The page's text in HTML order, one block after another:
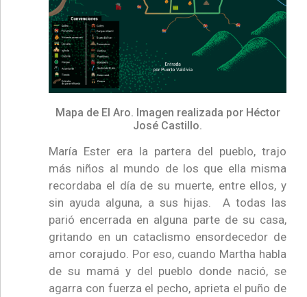
Mapa de El Aro. Imagen realizada por Héctor
José Castillo.
María Ester era la partera del pueblo, trajo
más niños al mundo de los que ella misma
recordaba el día de su muerte, entre ellos, y
sin ayuda alguna, a sus hijas. A todas las
parió encerrada en alguna parte de su casa,
gritando en un cataclismo ensordecedor de
amor corajudo. Por eso, cuando Martha habla
de su mamá y del pueblo donde nació, se
agarra con fuerza el pecho, aprieta el puño de